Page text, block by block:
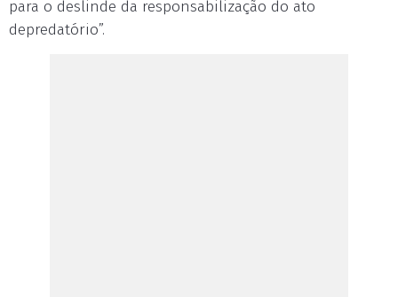
para o deslinde da responsabilização do ato
depredatório”.